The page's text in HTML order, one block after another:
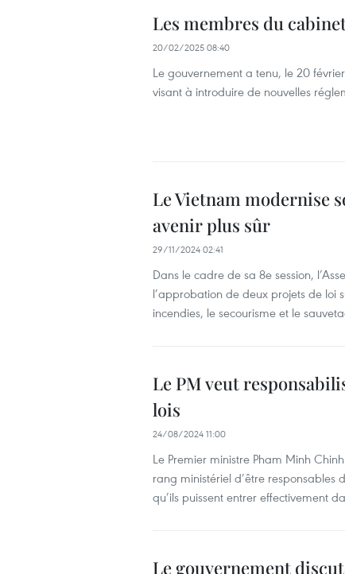
Les membres du
20/02/2025 08:40
Le gouvernement a tenu, le 20
visant à introduire de nouvelles
Le Vietnam modernise
avenir plus sûr
29/11/2024 02:41
Dans le cadre de sa 8e session,
l’approbation de deux projets de loi
incendies, le secourisme et le
Le PM veut
lois
24/08/2024 11:00
Le Premier ministre Pham Minh
rang ministériel d’être
qu’ils puissent entrer effectivement
Le gouvernement